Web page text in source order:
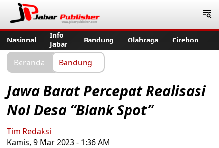
Nasional
Info
Jabar
Bandung Olahraga Cirebon
Beranda Bandung
Jawa Barat Percepat Realisasi
Nol Desa “Blank Spot”
Tim Redaksi
Kamis, 9 Mar 2023 - 1:36 AM